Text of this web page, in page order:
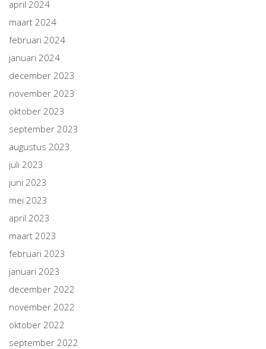
april 2024
maart 2024
februari 2024
januari 2024
december 2023
november 2023
oktober 2023
september 2023
augustus 2023
juli 2023
juni 2023
mei 2023
april 2023
maart 2023
februari 2023
januari 2023
december 2022
november 2022
oktober 2022
september 2022